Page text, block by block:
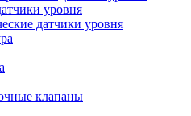
уровня
датчики уровня
клапаны